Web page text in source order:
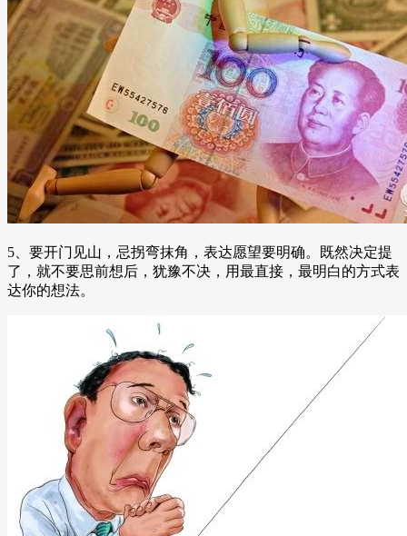
5、要开门见山，忌拐弯抹角，表达愿望要明确。既然决定提
了，就不要思前想后，犹豫不决，用最直接，最明白的方式表
达你的想法。